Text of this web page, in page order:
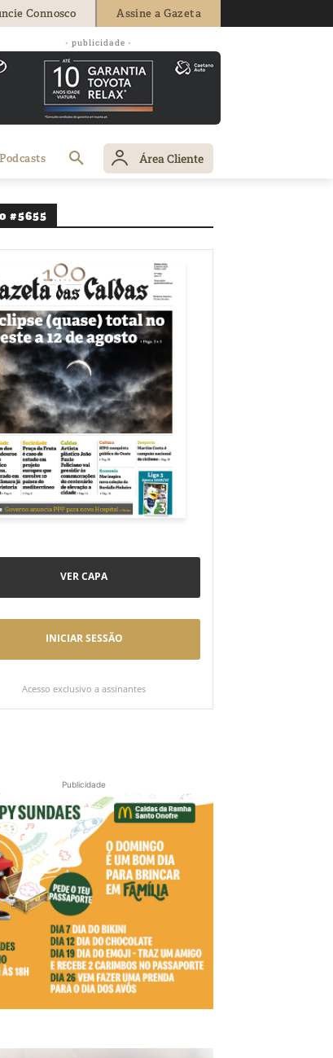
Connosco Assine a Gazeta
- publicidade -
Podcasts Área Cliente
cigana em
#5655
VER CAPA
INICIAR SESSÃO
Acesso exclusivo a assinantes
Publicidade